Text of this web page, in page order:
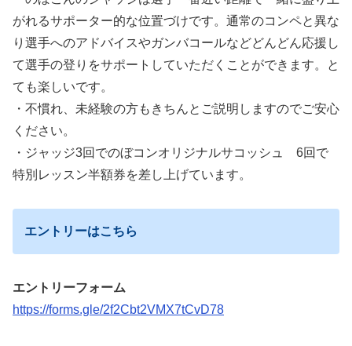
がれるサポーター的な位置づけです。通常のコンペと異な
り選手へのアドバイスやガンバコールなどどんどん応援し
て選手の登りをサポートしていただくことができます。と
ても楽しいです。
・不慣れ、未経験の方もきちんとご説明しますのでご安心
ください。
・ジャッジ3回でのぼコンオリジナルサコッシュ 6回で
特別レッスン半額券を差し上げています。
エントリーはこちら
エントリーフォーム
https://forms.gle/2f2Cbt2VMX7tCvD78